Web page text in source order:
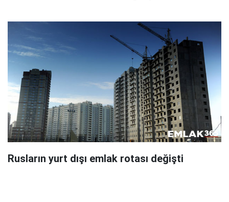
Rusların yurt dışı emlak rotası değişti